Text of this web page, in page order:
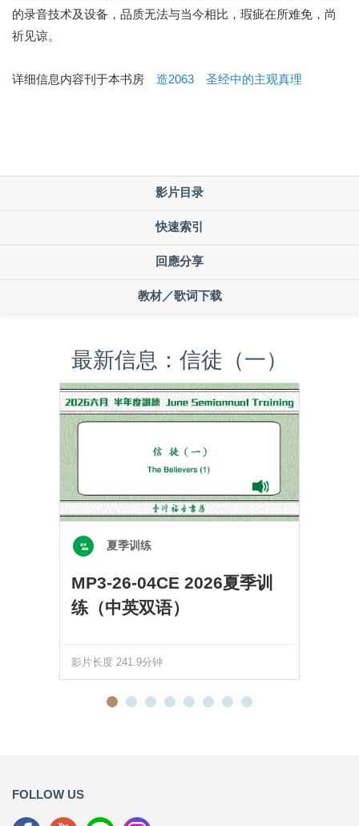
的录音技术及设备，品质无法与当今相比，瑕疵在所难免，尚
祈见谅。
详细信息内容刊于本书房 造2063 圣经中的主观真理
影片目录
快速索引
回應分享
教材／歌词下载
最新信息：信徒（一）
夏季训练
MP3-26-04CE 2026夏季训
练（中英双语）
影片长度 241.9分钟
FOLLOW US